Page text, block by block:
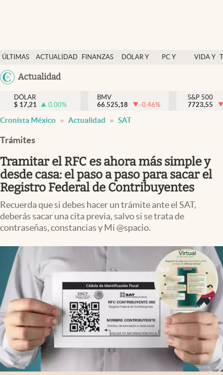
ÚLTIMAS
NOTICIAS
ACTUALIDAD
FINANZAS
DÓLAR Y
PC Y
VIDA Y
México
Actualidad
Actualidad
Finanzas y economía
Dólar y mercados
Pc y celular
Vida y estilo
Tv
Clima
Espiritualidad
Mediakit
abre en nueva pestaña
México
DÓLAR
$ 17,21 0.00%
BMV
66.525,18
-0.46%
S&P 500
7723,55
Cronista México Actualidad SAT
Trámites
Tramitar el RFC es ahora más simple y
desde casa: el paso a paso para sacar el
Registro Federal de Contribuyentes
Recuerda que si debes hacer un trámite ante el SAT,
deberás sacar una cita previa, salvo si se trata de
contraseñas, constancias y Mi @spacio.